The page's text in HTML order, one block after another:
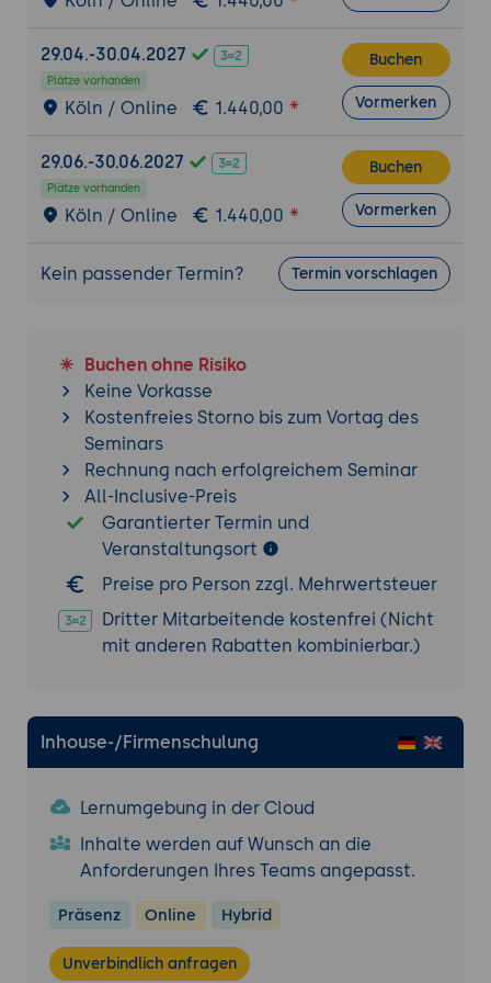
klassifizieren; zwei Vanity Metrics
identifizieren, die ersetzt werden sollten.
3. Datenvisualisierungen kritisch lesen
Anatomie einer guten Datenvisualisierung:
Achsen, Skalen, Beschriftungen,
Datenpunkte, Aggregation, Vergleichs-
Ebene.
Klassiker: Balken-, Linien-,
Tortendiagramm, Streudiagramm,
Heatmap, Treemap.
Y-Achse abgeschnitten oder verzerrt
Selektive Zeiträume
Doppelte Y-Achsen ohne Bezug
Tortendiagramme mit zu vielen
Segmenten
3D-Effekte zur Verzerrung
Farbcodierung mit emotionaler
Aufladung
Cherry-Picking von Vergleichs-
Datenpunkten
"Wie lügt man mit Statistik": die
Gute Visualisierungen vs. Eye-Candy:
Edward Tufte's Prinzipien für
AI-generierte Visualisierungen kritisch
lesen: ChatGPT-Charts, Microsoft-Copilot-
Auswertungen, automatisch generierte
Reports.
Praxis-Übung:Sechs reale
Datenvisualisierungen analysieren
29.04.-30.04.2027
Plätze vorhanden
Köln / Online 1.440,00
Buchen
Vormerken
29.06.-30.06.2027
Plätze vorhanden
Köln / Online 1.440,00
Buchen
Vormerken
Kein passender Termin? Termin vorschlagen
Buchen ohne Risiko
Keine Vorkasse
Kostenfreies Storno bis zum Vortag des
Seminars
Rechnung nach erfolgreichem Seminar
All-Inclusive-Preis
Garantierter Termin und
Veranstaltungsort
Preise pro Person zzgl. Mehrwertsteuer
Dritter Mitarbeitende kostenfrei (Nicht
mit anderen Rabatten kombinierbar.)
Inhouse-/Firmenschulung
Lernumgebung in der Cloud
Inhalte werden auf Wunsch an die
Anforderungen Ihres Teams angepasst.
Präsenz Online Hybrid
Unverbindlich anfragen